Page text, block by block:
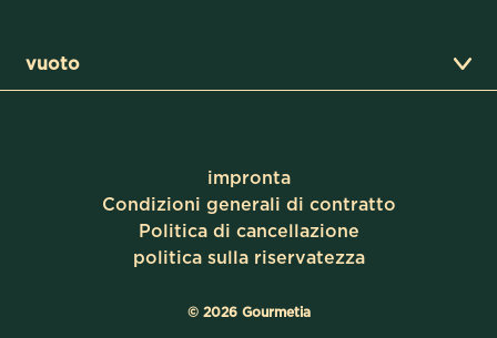
vuoto
impronta
Condizioni generali di contratto
Politica di cancellazione
politica sulla riservatezza
© 2026 Gourmetia